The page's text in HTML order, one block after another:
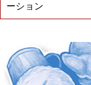
ーション